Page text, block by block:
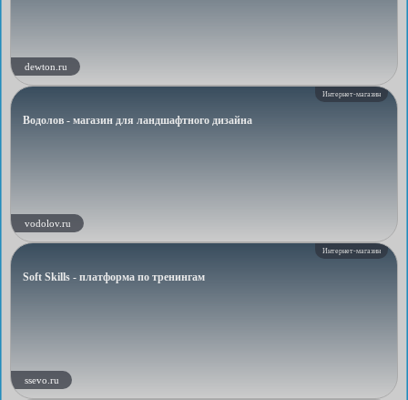
dewton.ru
Интернет-магазин
Водолов - магазин для ландшафтного дизайна
vodolov.ru
Интернет-магазин
Soft Skills - платформа по тренингам
ssevo.ru